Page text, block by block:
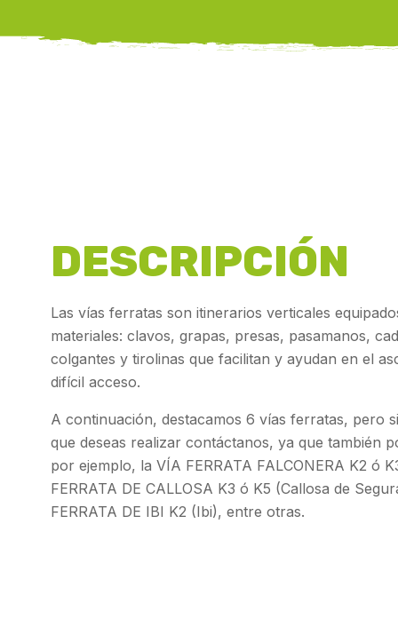
DESCRIPCIÓN
Las vías ferratas son itinerarios verticales
materiales: clavos, grapas, presas, pasamanos,
colgantes y tirolinas que facilitan y ayudan en el
difícil acceso.
A continuación, destacamos 6 vías ferratas, pero
que deseas realizar contáctanos, ya que también
por ejemplo, la VÍA FERRATA FALCONERA K2 ó
FERRATA DE CALLOSA K3 ó K5 (Callosa de
FERRATA DE IBI K2 (Ibi), entre otras.